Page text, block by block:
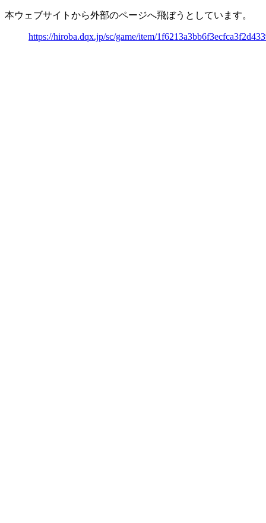
本ウェブサイトから外部のページへ飛ぼうとしています。
https://hiroba.dqx.jp/sc/game/item/